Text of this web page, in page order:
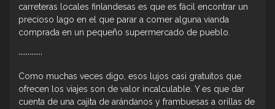
carreteras locales finlandesas es que es fácil encontrar un
precioso lago en el que parar a comer alguna vianda
comprada en un pequeño supermercado de pueblo.
·············
Como muchas veces digo, esos lujos casi gratuitos que
ofrecen los viajes son de valor incalculable. Y es que dar
cuenta de una cajita de arándanos y frambuesas a orillas de